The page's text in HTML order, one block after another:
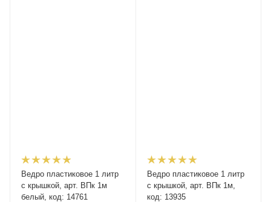
Ведро пластиковое 1 литр
с крышкой, арт. ВПк 1м
белый, код: 14761
Ведро пластиковое 1 литр
с крышкой, арт. ВПк 1м,
код: 13935